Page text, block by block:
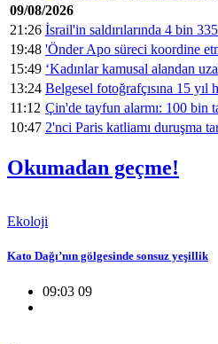
09/08/2026
21:26 İsrail'in saldırılarında 4 bin
19:48 'Önder Apo süreci koordine
15:49 ‘Kadınlar kamusal alandan
13:24 Belgesel fotoğrafçısına 15 yıl
11:12 Çin'de tayfun alarmı: 100 bin
10:47 2'nci Paris katliamı duruşma
Okumadan geçme!
Ekoloji
Kato Dağı’nın gölgesinde sonsuz yeşillik
09:03 09